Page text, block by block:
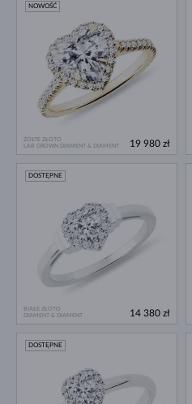
ŻÓŁTE ZŁOTO
LAB GROWN DIAMENT & DIAMENT
NOWOŚĆ
19 980 zł
BIAŁE ZŁOTO
DIAMENT & DIAMENT
DOSTĘPNE
14 380 zł
DOSTĘPNE